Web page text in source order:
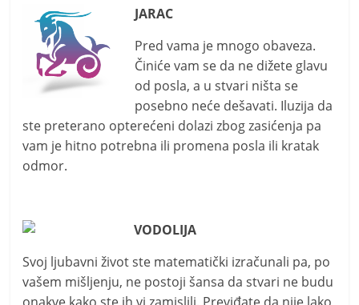
JARAC
Pred vama je mnogo obaveza.
Činiće vam se da ne dižete glavu
od posla, a u stvari ništa se
posebno neće dešavati. Iluzija da
ste preterano opterećeni dolazi zbog zasićenja pa
vam je hitno potrebna ili promena posla ili kratak
odmor.
VODOLIJA
Svoj ljubavni život ste matematički izračunali pa, po
vašem mišljenju, ne postoji šansa da stvari ne budu